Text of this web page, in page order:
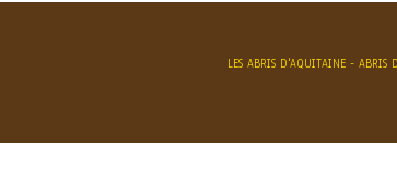
LES ABRIS D'AQUITAINE - ABRIS